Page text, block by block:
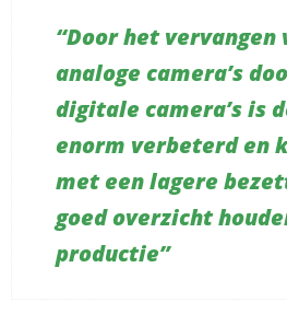
“Door het vervangen
analoge camera’s
digitale camera’s is
enorm verbeterd en
met een lagere
goed overzicht
productie”